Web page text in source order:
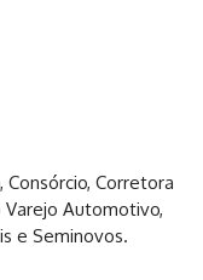
Corretora
Varejo Automotivo,
e Seminovos.